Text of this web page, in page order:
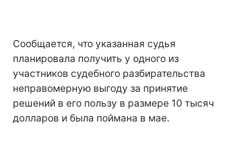
Сообщается, что указанная судья
планировала получить у одного из
участников судебного разбирательства
неправомерную выгоду за принятие
решений в его пользу в размере 10 тысяч
долларов и была поймана в мае.